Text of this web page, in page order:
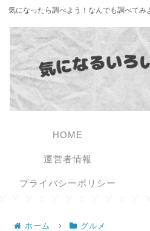
気になったら調べよう！なんでも調べて
HOME
運営者情報
プライバシーポリシー
ホーム グルメ